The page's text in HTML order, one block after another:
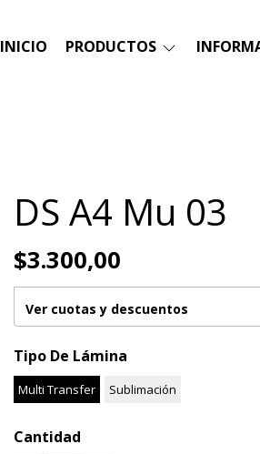
INICIO PRODUCTOS
DS A4 Mu 03
$3.300,00
Ver cuotas y descuentos
Tipo De Lámina
Multi Transfer Sublimación
Cantidad